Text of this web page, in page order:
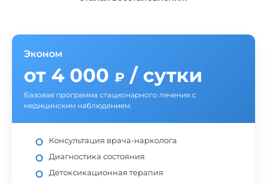
Эконом
от 4 000 ₽ / сутки
Базовая программа стационарного лечения с
медицинским наблюдением.
Консультация врача-нарколога
Диагностика состояния
Детоксикационная терапия